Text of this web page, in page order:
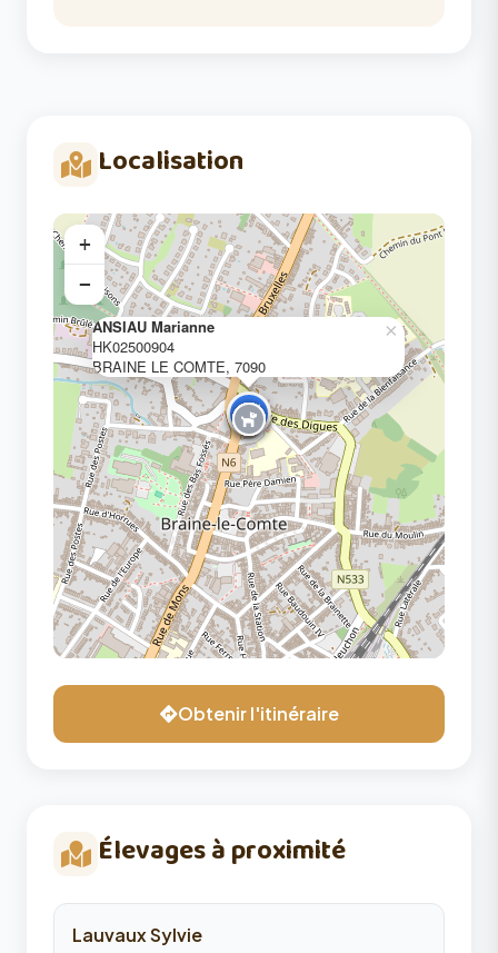
Localisation
ANSIAU Marianne
HK02500904
BRAINE LE COMTE, 7090
×
+
−
Obtenir l'itinéraire
Élevages à proximité
Lauvaux Sylvie